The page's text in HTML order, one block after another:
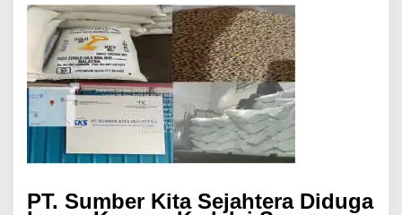
PT. Sumber Kita Sejahtera Diduga